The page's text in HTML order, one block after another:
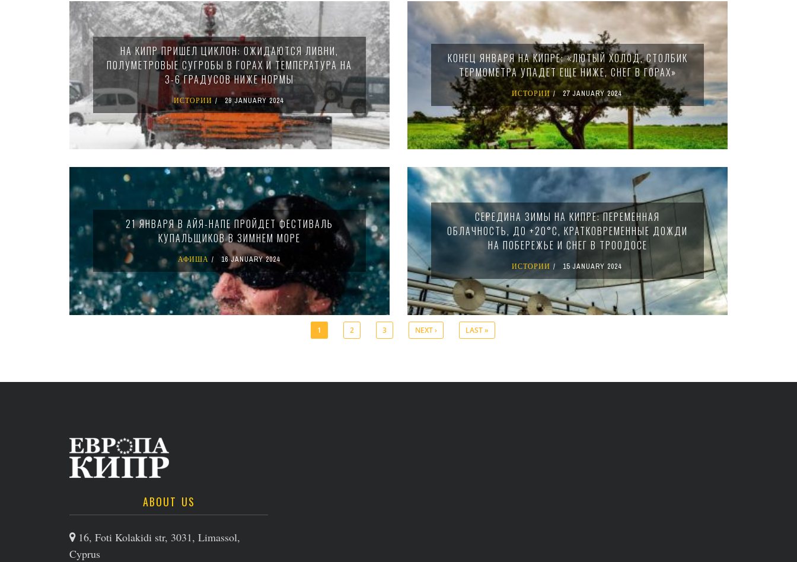
НА КИПР ПРИШЕЛ ЦИКЛОН: ОЖИДАЮТСЯ ЛИВНИ,
ПОЛУМЕТРОВЫЕ СУГРОБЫ В ГОРАХ И ТЕМПЕРАТУРА НА
3-6 ГРАДУСОВ НИЖЕ НОРМЫ
ИСТОРИИ 29 JANUARY 2024
КОНЕЦ ЯНВАРЯ НА КИПРЕ: «ЛЮТЫЙ ХОЛОД, СТОЛБИК
ТЕРМОМЕТРА УПАДЕТ ЕЩЕ НИЖЕ, СНЕГ В ГОРАХ»
ИСТОРИИ 27 JANUARY 2024
21 ЯНВАРЯ В АЙЯ-НАПЕ ПРОЙДЕТ ФЕСТИВАЛЬ
КУПАЛЬЩИКОВ В ЗИМНЕМ МОРЕ
АФИША 16 JANUARY 2024
СЕРЕДИНА ЗИМЫ НА КИПРЕ: ПЕРЕМЕННАЯ
ОБЛАЧНОСТЬ, ДО +20°C, КРАТКОВРЕМЕННЫЕ ДОЖДИ
НА ПОБЕРЕЖЬЕ И СНЕГ В ТРООДОСЕ
ИСТОРИИ 15 JANUARY 2024
1 2 3 NEXT › LAST »
ABOUT US
16, Foti Kolakidi str, 3031, Limassol,
Cyprus